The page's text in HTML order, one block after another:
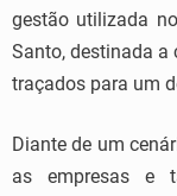
gestão utilizada
Santo, destinada a
traçados para um
Diante de um
as empresas e